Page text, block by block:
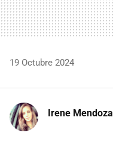
19 Octubre 2024
Irene Mendoza